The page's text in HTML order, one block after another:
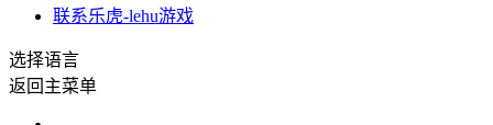
联系乐虎-lehu游戏
选择语言
返回主菜单